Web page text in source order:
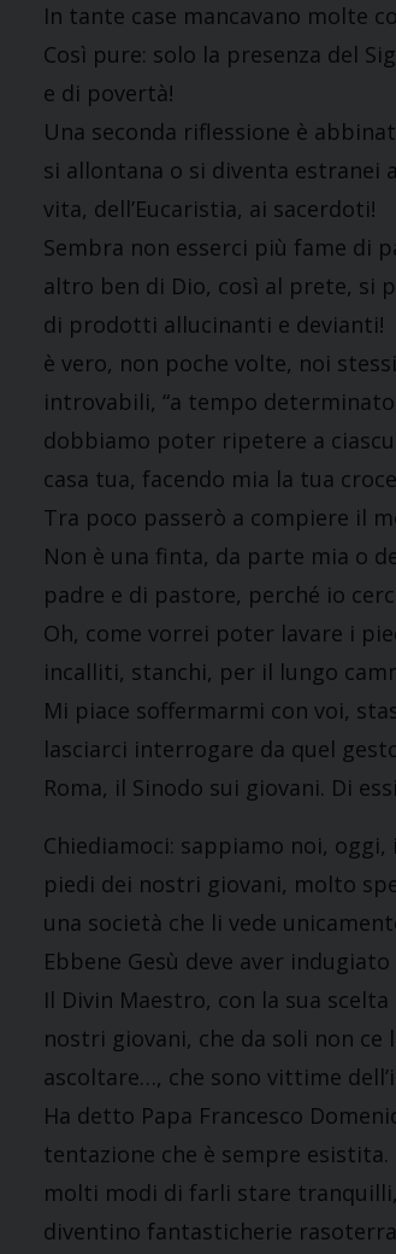
In tante case mancavano molte
Così pure: solo la presenza del
e di povertà!
Una seconda riflessione è
si allontana o si diventa estranei
vita, dell’Eucaristia, ai sacerdoti!
Sembra non esserci più fame di
altro ben di Dio, così al prete, si
di prodotti allucinanti e devianti!
è vero, non poche volte, noi
introvabili, “a tempo
dobbiamo poter ripetere a
casa tua, facendo mia la tua
Tra poco passerò a compiere il
Non è una finta, da parte mia o
padre e di pastore, perché io
Oh, come vorrei poter lavare i
incalliti, stanchi, per il lungo
Mi piace soffermarmi con voi,
lasciarci interrogare da quel
Roma, il Sinodo sui giovani. Di
Chiediamoci: sappiamo noi,
piedi dei nostri giovani, molto
una società che li vede
Ebbene Gesù deve aver
Il Divin Maestro, con la sua
nostri giovani, che da soli non
ascoltare…, che sono vittime
Ha detto Papa Francesco
tentazione che è sempre
molti modi di farli stare
diventino fantasticherie